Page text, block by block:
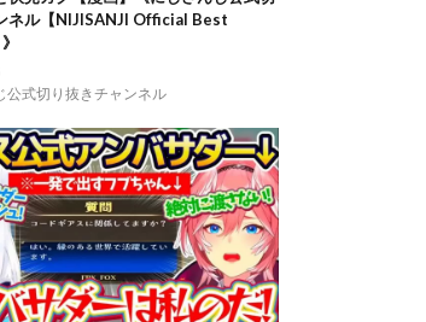
ネル【NIJISANJI Official Best
公式切り抜きチャンネル